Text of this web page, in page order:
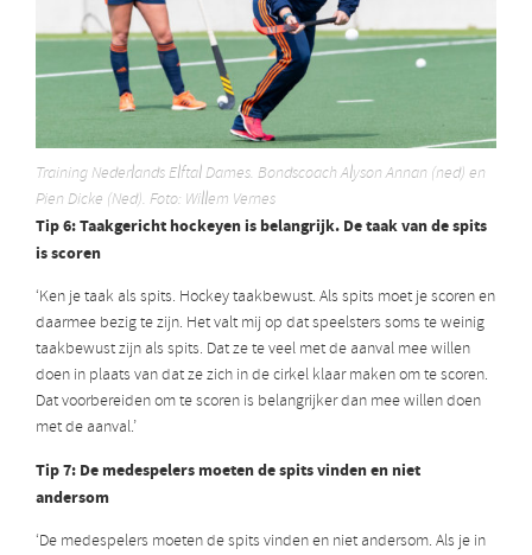
Training Nederlands Elftal Dames. Bondscoach Alyson Annan (ned) en
Pien Dicke (Ned). Foto: Willem Vernes
Tip 6: Taakgericht hockeyen is belangrijk. De taak van de spits
is scoren
‘Ken je taak als spits. Hockey taakbewust. Als spits moet je scoren en
daarmee bezig te zijn. Het valt mij op dat speelsters soms te weinig
taakbewust zijn als spits. Dat ze te veel met de aanval mee willen
doen in plaats van dat ze zich in de cirkel klaar maken om te scoren.
Dat voorbereiden om te scoren is belangrijker dan mee willen doen
met de aanval.’
Tip 7: De medespelers moeten de spits vinden en niet
andersom
‘De medespelers moeten de spits vinden en niet andersom. Als je in